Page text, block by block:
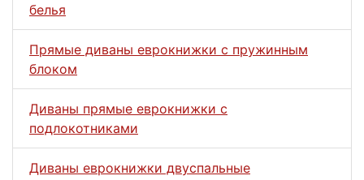
белья
Прямые диваны еврокнижки с пружинным
блоком
Диваны прямые еврокнижки с
подлокотниками
Диваны еврокнижки двуспальные